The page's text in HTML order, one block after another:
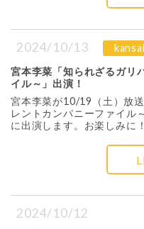
2024/10/13
kansai
宮本李菜「知られざるガリ
イル～」出演！
宮本李菜が10/19（土）放
レントカンパニーファイル
に出演します。お楽しみに！
2024/10/12